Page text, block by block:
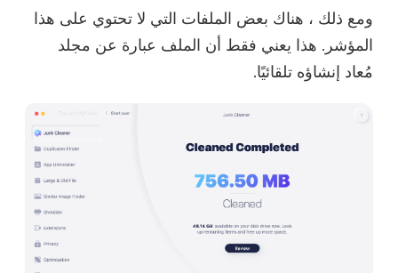
ومع ذلك ، هناك بعض الملفات التي لا تحتوي على هذا
المؤشر. هذا يعني فقط أن الملف عبارة عن مجلد
مُعاد إنشاؤه تلقائيًا.